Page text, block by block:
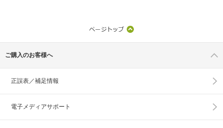
ご購入のお客様へ
正誤表／補足情報
電子メディアサポート